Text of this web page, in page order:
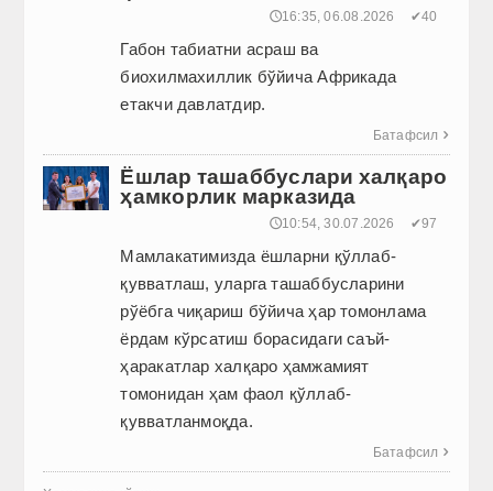
🕔16:35, 06.08.2026 ✔40
Габон табиатни асраш ва
биохилмахиллик бўйича Африкада
етакчи давлатдир.
Батафсил 
Ёшлар ташаббуслари халқаро
ҳамкорлик марказида
🕔10:54, 30.07.2026 ✔97
Мамлакатимизда ёшларни қўллаб-
қувватлаш, уларга ташаб­бусларини
рўёбга чиқариш бўйича ҳар томонлама
ёрдам кўрсатиш борасидаги саъй-
ҳаракатлар халқаро ҳамжамият
томонидан ҳам фаол қўллаб-
қувватланмоқда.
Батафсил 